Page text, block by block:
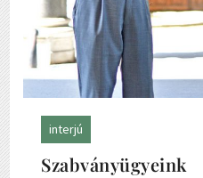
interjú
Szabványügyeink